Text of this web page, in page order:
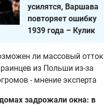
усилятся, Варшава
повторяет ошибку
1939 года – Кулик
ли массовый отток
из Польши из-за
- мнение эксперта
задрожали окна: в